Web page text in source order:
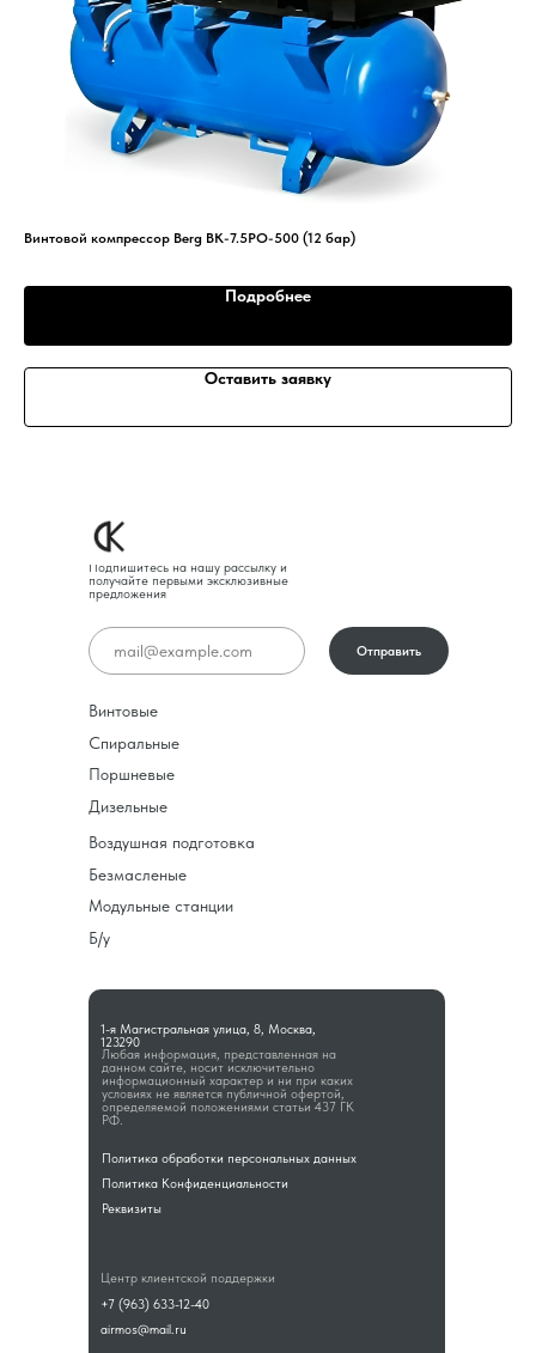
Винтовой компрессор Berg ВК-7.5РО-500 (12 бар)
Подробнее
Оставить заявку
Любая информация, представленная на
данном сайте, носит исключительно
информационный характер и ни при каких
условиях не является публичной офертой,
определяемой положениями статьи 437 ГК
РФ.
1-я Магистральная улица, 8, Москва,
123290
Подпишитесь на нашу рассылку и
получайте первыми эксклюзивные
предложения
Винтовые
Спиральные
Поршневые
Дизельные
Воздушная подготовка
Безмасленые
Модульные станции
Б/у
Политика обработки персональных данных
Политика Конфиденциальности
Реквизиты
Центр клиентской поддержки
+7 (963) 633-12-40
airmos@mail.ru
Отправить